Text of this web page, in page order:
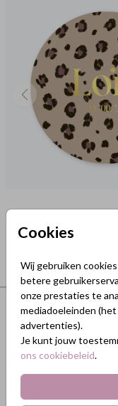
Cookies
Wij gebruiken
betere
onze prestaties te
mediadoeleinden
advertenties).
Je kunt jouw
ons cookiebeleid.
2401MM Alphen